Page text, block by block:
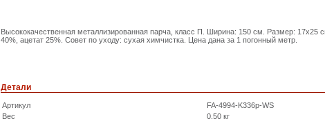
Высококачественная металлизированная парча, класс П. Ширина: 150 см. Размер: 17x25
40%, ацетат 25%. Совет по уходу: сухая химчистка. Цена дана за 1 погонный метр.
Детали
Артикул
FA-4994-K336p-WS
Вес
0.50 кг